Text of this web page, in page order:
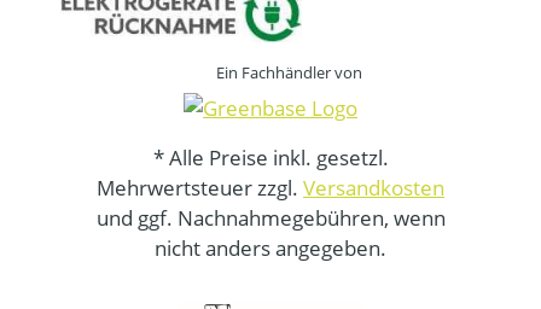
Ein Fachhändler von
* Alle Preise inkl. gesetzl.
Mehrwertsteuer zzgl. Versandkosten
und ggf. Nachnahmegebühren, wenn
nicht anders angegeben.